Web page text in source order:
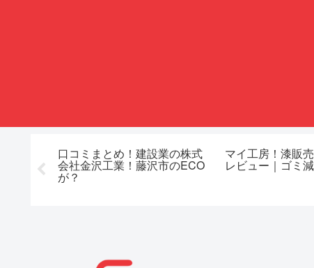
口コミまとめ！建設業の株式
会社金沢工業！藤沢市のECO
が？
マイ工房！漆販
レビュー｜ゴミ